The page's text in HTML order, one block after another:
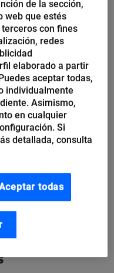
de la sección,
web que estés
con fines
redes
elaborado a partir
aceptar todas,
individualmente
Asimismo,
en cualquier
Si
detallada, consulta
todas